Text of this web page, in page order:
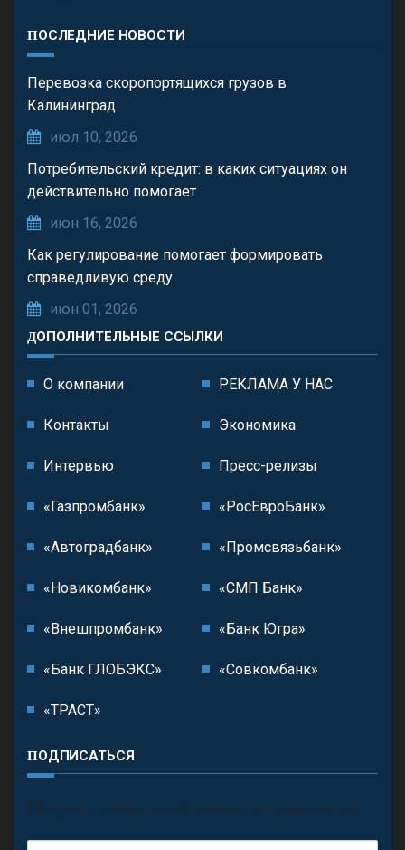
ПОСЛЕДНИЕ НОВОСТИ
Перевозка скоропортящихся грузов в
Калининград
июл 10, 2026
Потребительский кредит: в каких ситуациях он
действительно помогает
июн 16, 2026
Как регулирование помогает формировать
справедливую среду
июн 01, 2026
ДОПОЛНИТЕЛЬНЫЕ ССЫЛКИ
О компании РЕКЛАМА У НАС
Контакты Экономика
Интервью Пресс-релизы
«Газпромбанк» «РосЕвроБанк»
«Автоградбанк» «Промсвязьбанк»
«Новикомбанк» «СМП Банк»
«Внешпромбанк» «Банк Югра»
«Банк ГЛОБЭКС» «Совкомбанк»
«ТРАСТ»
ПОДПИСАТЬСЯ
П олучить последние обновления и предложения.